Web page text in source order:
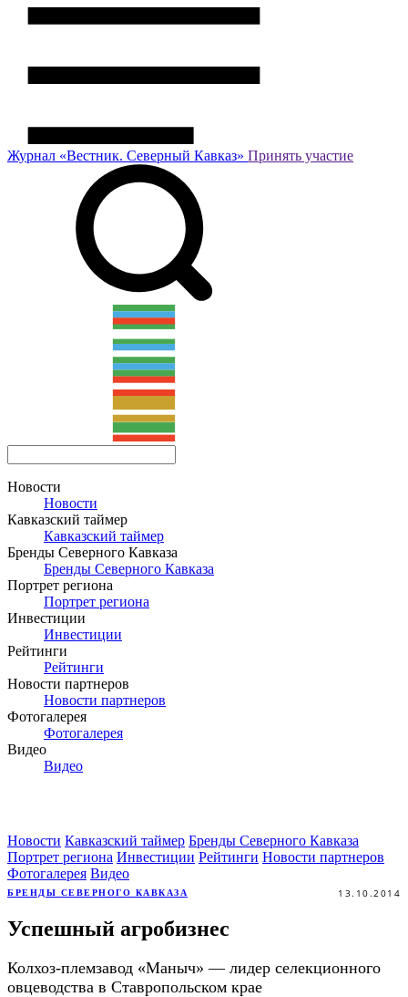
Журнал «Вестник. Северный Кавказ» Принять участие
Новости
Новости
Кавказский таймер
Кавказский таймер
Бренды Северного Кавказа
Бренды Северного Кавказа
Портрет региона
Портрет региона
Инвестиции
Инвестиции
Рейтинги
Рейтинги
Новости партнеров
Новости партнеров
Фотогалерея
Фотогалерея
Видео
Видео
Новости Кавказский таймер Бренды Северного Кавказа
Портрет региона Инвестиции Рейтинги Новости партнеров
Фотогалерея Видео
БРЕНДЫ СЕВЕРНОГО КАВКАЗА 13.10.2014
Успешный агробизнес
Колхоз-племзавод «Маныч» — лидер селекционного
овцеводства в Ставропольском крае